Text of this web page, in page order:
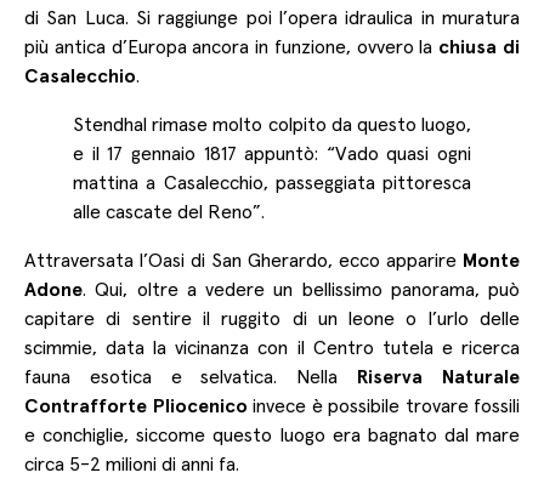
di San Luca. Si raggiunge poi l’opera idraulica in muratura
più antica d’Europa ancora in funzione, ovvero la chiusa di
Casalecchio.
Stendhal rimase molto colpito da questo luogo,
e il 17 gennaio 1817 appuntò: “Vado quasi ogni
mattina a Casalecchio, passeggiata pittoresca
alle cascate del Reno”.
Attraversata l’Oasi di San Gherardo, ecco apparire Monte
Adone. Qui, oltre a vedere un bellissimo panorama, può
capitare di sentire il ruggito di un leone o l’urlo delle
scimmie, data la vicinanza con il Centro tutela e ricerca
fauna esotica e selvatica. Nella
Riserva Naturale
Contrafforte Pliocenico invece è possibile trovare fossili
e conchiglie, siccome questo luogo era bagnato dal mare
circa 5-2 milioni di anni fa.